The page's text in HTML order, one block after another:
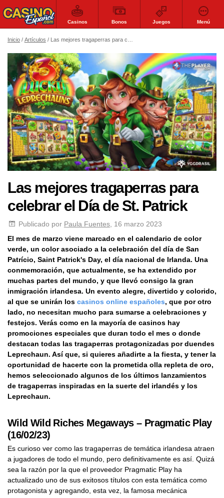
Casinos Bonos Juegos Menú
Inicio Artículos Las mejores tragaperras para celebrar el Día de St. Patrick
Las mejores tragaperras para
celebrar el Día de St. Patrick
Publicado por Paula Fuentes, 16 marzo 2023
El mes de marzo viene marcado en el calendario de color
verde, un color asociado a la celebración del día de San
Patrício, Saint Patrick's Day, el día nacional de Irlanda. Una
conmemoración, que actualmente, se ha extendido por
muchas partes del mundo, y que llevó consigo la gran
inmigración irlandesa. Un evento alegre, divertido y colorido,
al que se unirán los casinos online españoles, que por otro
lado, no necesitan mucho para sumarse a celebraciones y
festejos. Verás como en la mayoría de casinos hay
promociones especiales que duran todo el mes o donde
destacan todas las tragaperras protagonizadas por duendes
Leprechaun. Así que, si quieres añadirte a la fiesta, y tener la
oportunidad de hacerte con la prometida olla repleta de oro,
hemos seleccionado algunos de los últimos lanzamientos
de tragaperras inspiradas en la suerte del irlandés y los
Leprechaun.
Wild Wild Riches Megaways – Pragmatic Play
(16/02/23)
Es curioso ver como las tragaperras de temática irlandesa atraen
a jugadores de todo el mundo, pero definitivamente es así. Quizá
sea la razón por la que el proveedor Pragmatic Play ha
actualizado uno de sus exitosos títulos con esta temática como
protagonista y agregando, esta vez, la famosa mecánica